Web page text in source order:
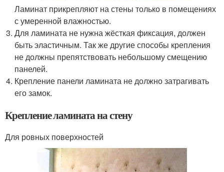
Ламинат прикрепляют на стены только в помещениях
с умеренной влажностью.
Для ламината не нужна жёсткая фиксация, должен
быть эластичным. Так же другие способы крепления
не должны препятствовать небольшому смещению
панелей.
Крепление панели ламината не должно затрагивать
его замок.
Крепление ламината на стену
Для ровных поверхностей